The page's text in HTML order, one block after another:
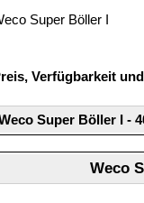
Super Böller I
Verfügbarkeit
Super Böller I -
Weco